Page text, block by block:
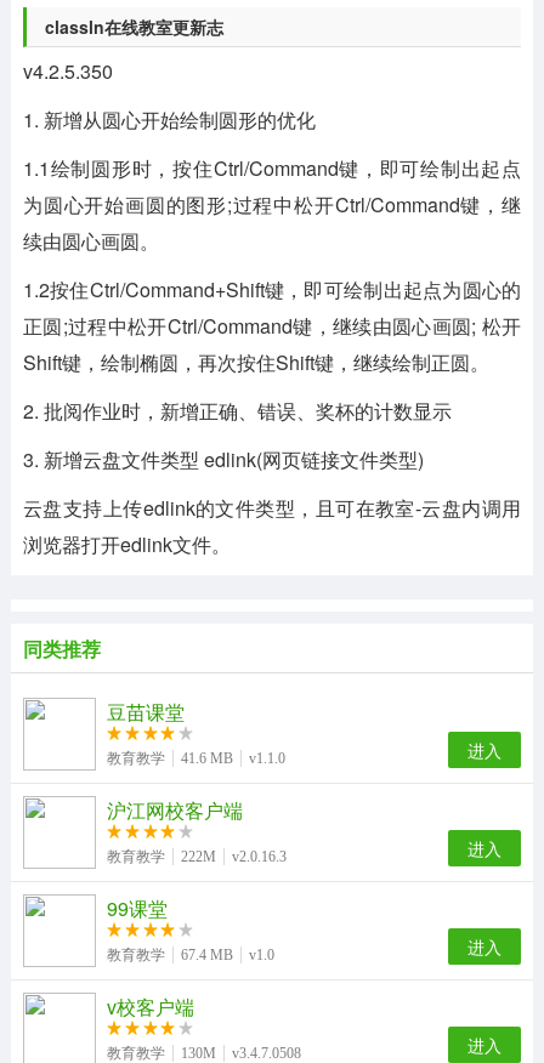
classln在线教室更新志
v4.2.5.350
1. 新增从圆心开始绘制圆形的优化
1.1绘制圆形时，按住Ctrl/Command键，即可绘制出起点
为圆心开始画圆的图形;过程中松开Ctrl/Command键，继
续由圆心画圆。
1.2按住Ctrl/Command+Shift键，即可绘制出起点为圆心的
正圆;过程中松开Ctrl/Command键，继续由圆心画圆; 松开
Shift键，绘制椭圆，再次按住Shift键，继续绘制正圆。
2. 批阅作业时，新增正确、错误、奖杯的计数显示
3. 新增云盘文件类型 edlink(网页链接文件类型)
云盘支持上传edlink的文件类型，且可在教室-云盘内调用
浏览器打开edlink文件。
同类推荐
豆苗课堂
教育教学 41.6 MB v1.1.0 进入
沪江网校客户端
教育教学 222M v2.0.16.3 进入
99课堂
教育教学 67.4 MB v1.0 进入
v校客户端
教育教学 130M v3.4.7.0508 进入